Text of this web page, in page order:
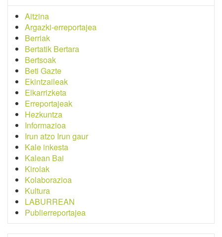
Aitzina
Argazki-erreportajea
Berriak
Bertatik Bertara
Bertsoak
Beti Gazte
Ekintzaileak
Elkarrizketa
Erreportajeak
Hezkuntza
Informazioa
Irun atzo Irun gaur
Kale inkesta
Kalean Bai
Kirolak
Kolaborazioa
Kultura
LABURREAN
Publierreportajea